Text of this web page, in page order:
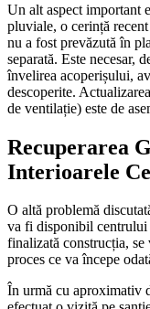
Un alt aspect important
pluviale, o cerință
nu a fost prevăzută în
separată. Este necesar,
învelirea acoperișului,
descoperite.
de ventilație) este de
Recuperarea
Interioarele
O altă problemă
va fi disponibil
finalizată construcția,
proces ce va începe
În urmă cu aproximativ